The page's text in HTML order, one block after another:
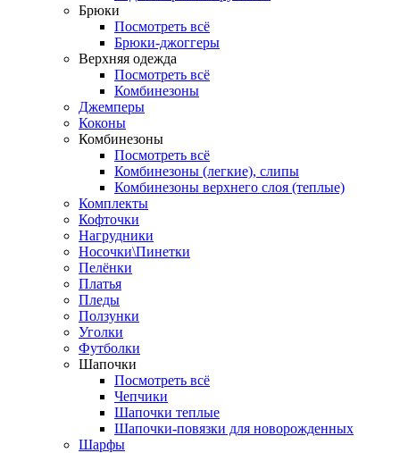
Брюки
Посмотреть всё
Брюки-джоггеры
Верхняя одежда
Посмотреть всё
Комбинезоны
Джемперы
Коконы
Комбинезоны
Посмотреть всё
Комбинезоны (легкие), слипы
Комбинезоны верхнего слоя (теплые)
Комплекты
Кофточки
Нагрудники
Носочки\Пинетки
Пелёнки
Платья
Пледы
Ползунки
Уголки
Футболки
Шапочки
Посмотреть всё
Чепчики
Шапочки теплые
Шапочки-повязки для новорожденных
Шарфы